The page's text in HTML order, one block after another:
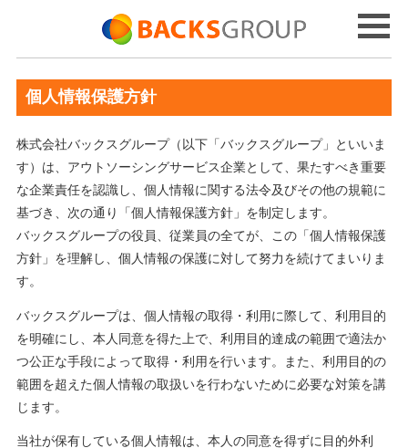
個人情報保護方針
株式会社バックスグループ（以下「バックスグループ」といいま
す）は、アウトソーシングサービス企業として、果たすべき重要
な企業責任を認識し、個人情報に関する法令及びその他の規範に
基づき、次の通り「個人情報保護方針」を制定します。
バックスグループの役員、従業員の全てが、この「個人情報保護
方針」を理解し、個人情報の保護に対して努力を続けてまいりま
す。
バックスグループは、個人情報の取得・利用に際して、利用目的
を明確にし、本人同意を得た上で、利用目的達成の範囲で適法か
つ公正な手段によって取得・利用を行います。また、利用目的の
範囲を超えた個人情報の取扱いを行わないために必要な対策を講
じます。
当社が保有している個人情報は、本人の同意を得ずに目的外利